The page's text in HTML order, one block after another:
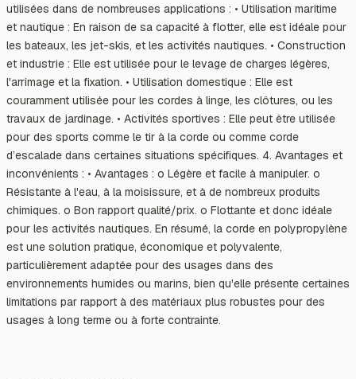
utilisées dans de nombreuses applications : • Utilisation maritime
et nautique : En raison de sa capacité à flotter, elle est idéale pour
les bateaux, les jet-skis, et les activités nautiques. • Construction
et industrie : Elle est utilisée pour le levage de charges légères,
l'arrimage et la fixation. • Utilisation domestique : Elle est
couramment utilisée pour les cordes à linge, les clôtures, ou les
travaux de jardinage. • Activités sportives : Elle peut être utilisée
pour des sports comme le tir à la corde ou comme corde
d’escalade dans certaines situations spécifiques. 4. Avantages et
inconvénients : • Avantages : o Légère et facile à manipuler. o
Résistante à l'eau, à la moisissure, et à de nombreux produits
chimiques. o Bon rapport qualité/prix. o Flottante et donc idéale
pour les activités nautiques. En résumé, la corde en polypropylène
est une solution pratique, économique et polyvalente,
particulièrement adaptée pour des usages dans des
environnements humides ou marins, bien qu'elle présente certaines
limitations par rapport à des matériaux plus robustes pour des
usages à long terme ou à forte contrainte.